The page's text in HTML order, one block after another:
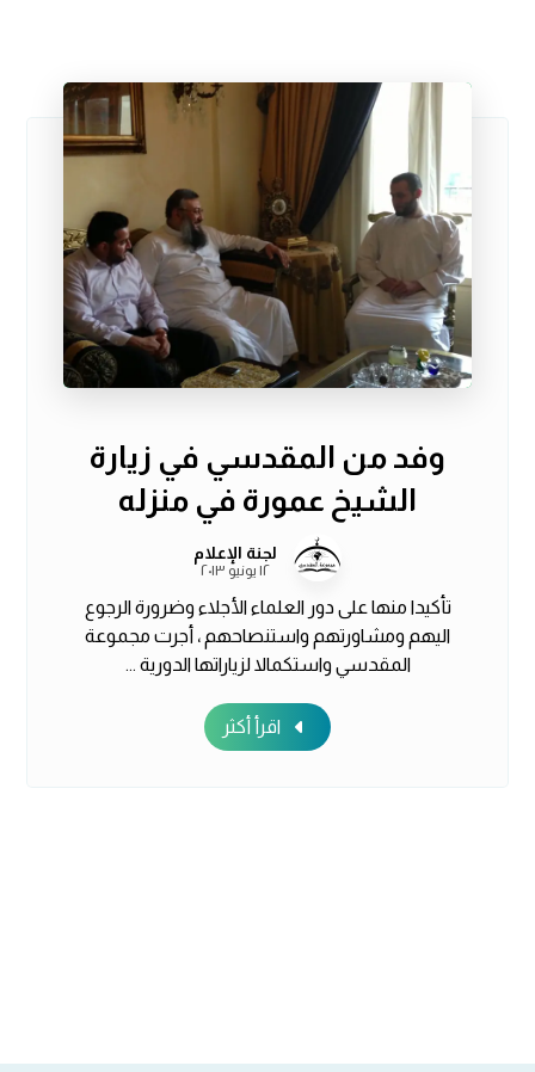
وفد من المقدسي في زيارة
الشيخ عمورة في منزله
لجنة الإعلام
١٢ يونيو ٢٠١٣
تأكيدا منها على دور العلماء الأجلاء وضرورة الرجوع
اليهم ومشاورتهم واستنصاحهم ، أجرت مجموعة
المقدسي واستكمالا لزياراتها الدورية ...
اقرأ أكثر